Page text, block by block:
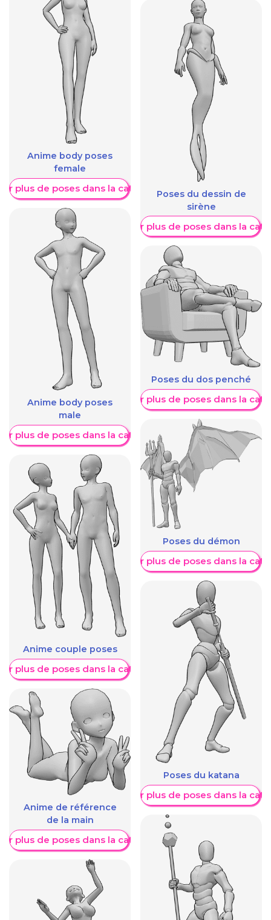
Anime body poses
female
plus de poses dans la catégorie
Anime body poses
male
plus de poses dans la catégorie
Anime couple poses
plus de poses dans la catégorie
Anime de référence
de la main
plus de poses dans la catégorie
Poses du dessin de
sirène
Afficher plus de poses dans la
Poses du dos penché
Afficher plus de poses dans la
Poses du démon
Afficher plus de poses dans la
Poses du katana
Afficher plus de poses dans la